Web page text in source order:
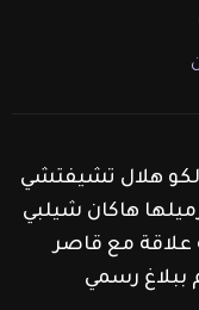
هلال تشيفتشي
هاكان شيلبي
علاقة مع قاصر
ببلاغ رسمي